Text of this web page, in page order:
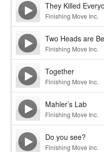
Ages
They Killed
Finishing Move Inc.
Two Heads are
Finishing Move Inc.
Together
Finishing Move Inc.
Mahler’s Lab
Finishing Move Inc.
Do you see?
Finishing Move Inc.